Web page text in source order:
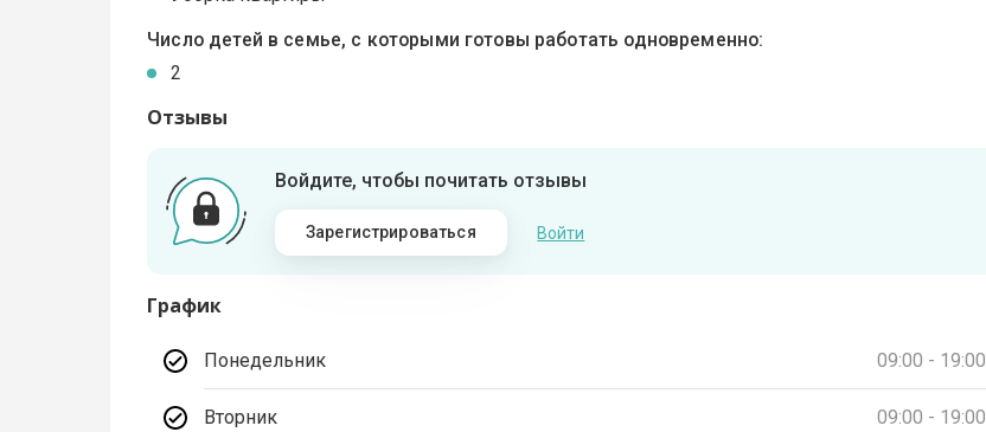
Число детей в семье, с которыми готовы работать одновременно:
2
Отзывы
Войдите, чтобы почитать отзывы
Зарегистрироваться Войти
График
Понедельник 09:00 - 19:00
Вторник 09:00 - 19:00